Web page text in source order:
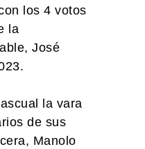
los 4 votos
la
José
la vara
de sus
Manolo